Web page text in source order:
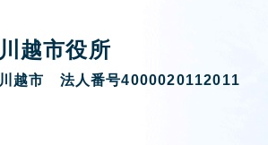
川越市役所
川越市 法人番号4000020112011